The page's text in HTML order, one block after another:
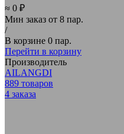
≈ 0 ₽
Мин заказ от 8 пар.
/
В корзине 0 пар.
Перейти в корзину
Производитель
AILANGDI
889 товаров
4 заказа